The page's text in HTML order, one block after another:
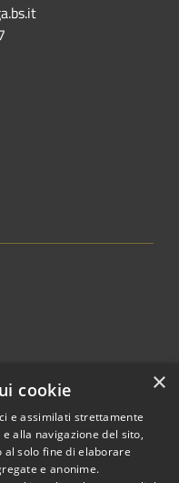
© 2026 • Comune di
×
cookie
e assimilati strettamente
alla navigazione del sito,
al solo fine di elaborare
e anonime.